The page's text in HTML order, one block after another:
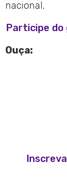
nacional.
Participe do
Ouça: